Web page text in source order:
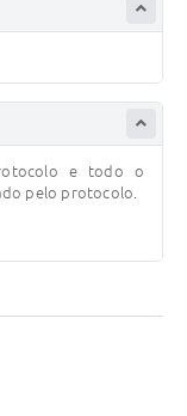
e todo o
pelo protocolo.